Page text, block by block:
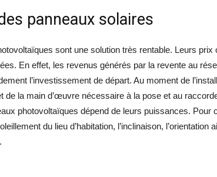
panneaux solaires
sont une solution très rentable. Leurs prix
En effet, les revenus générés par la revente au
l’investissement de départ. Au moment de
de la main d’œuvre nécessaire à la pose et au
photovoltaïques dépend de leurs puissances. Pour
du lieu d’habitation, l’inclinaison, l’orientation